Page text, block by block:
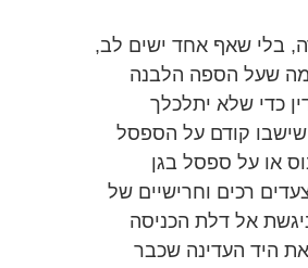
בלי שאף אחד ישים לב,
שעל הספה הלבנה
כדי שלא יתלכלך
קודם על הספסל
או על ספסל בגן
רכים וחרישיים של
אל דלת הכניסה
היד העדינה שכבר